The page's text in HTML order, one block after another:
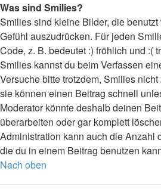
Was sind Smilies?
Smilies sind kleine Bilder, die
Gefühl auszudrücken. Für jeden
Code, z. B. bedeutet :) fröhlich und :(
Smilies kannst du beim Verfassen
Versuche bitte trotzdem, Smilies
sie können einen Beitrag schnell
Moderator könnte deshalb deinen
überarbeiten oder gar komplett
Administration kann auch die Anzahl
die du in einem Beitrag benutzen
Nach oben